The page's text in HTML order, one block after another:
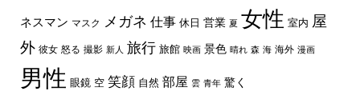
ネスマン マスク メガネ 仕事 休日 営業 夏 女性 室内 屋
外 彼女 怒る 撮影 新人 旅行 旅館 映画 景色 晴れ 森 海 海外 漫画
男性 眼鏡 空 笑顔 自然 部屋 雲 青年 驚く